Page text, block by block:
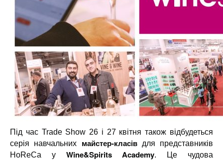
Під час Trade Show 26 і 27 квітня також відбудеться
серія навчальних майстер-класів для представників
HoReCa у Wine&Spirits Academy. Це чудова